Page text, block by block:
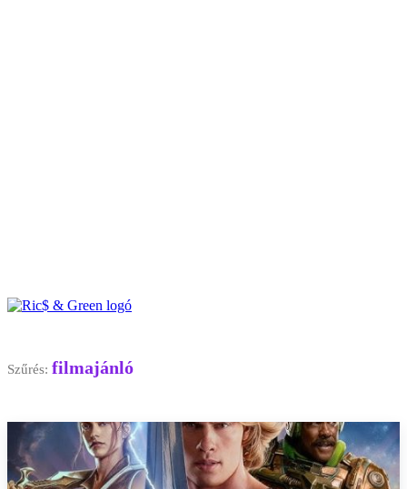
Szűrés: filmajánló